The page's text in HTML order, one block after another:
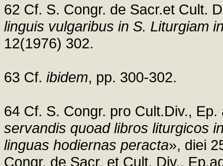
62 Cf. S. Congr. de Sacr.et Cult.
linguis vulgaribus in S. Liturgiam
12(1976) 302.
63 Cf. ibidem, pp. 300-302.
64 Cf. S. Congr. pro Cult.Div.,
servandis quoad libros liturgicos
linguas hodiernas peracta», diei
Congr. de Sacr. et Cult. Div.,